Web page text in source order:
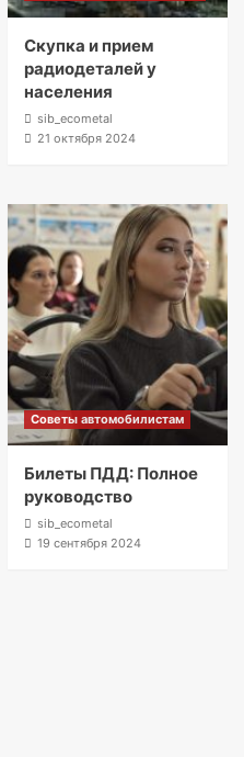
Скупка и прием
радиодеталей у
населения
sib_ecometal
21 октября 2024
Советы автомобилистам
Билеты ПДД: Полное
руководство
sib_ecometal
19 сентября 2024